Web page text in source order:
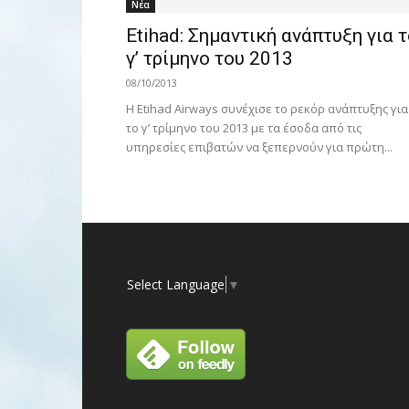
Νέα
Etihad: Σημαντική ανάπτυξη για
γ’ τρίμηνο του 2013
08/10/2013
Η Etihad Airways συνέχισε το ρεκόρ ανάπτυξης για
το γ’ τρίμηνο του 2013 με τα έσοδα από τις
υπηρεσίες επιβατών να ξεπερνούν για πρώτη...
Select Language ▼